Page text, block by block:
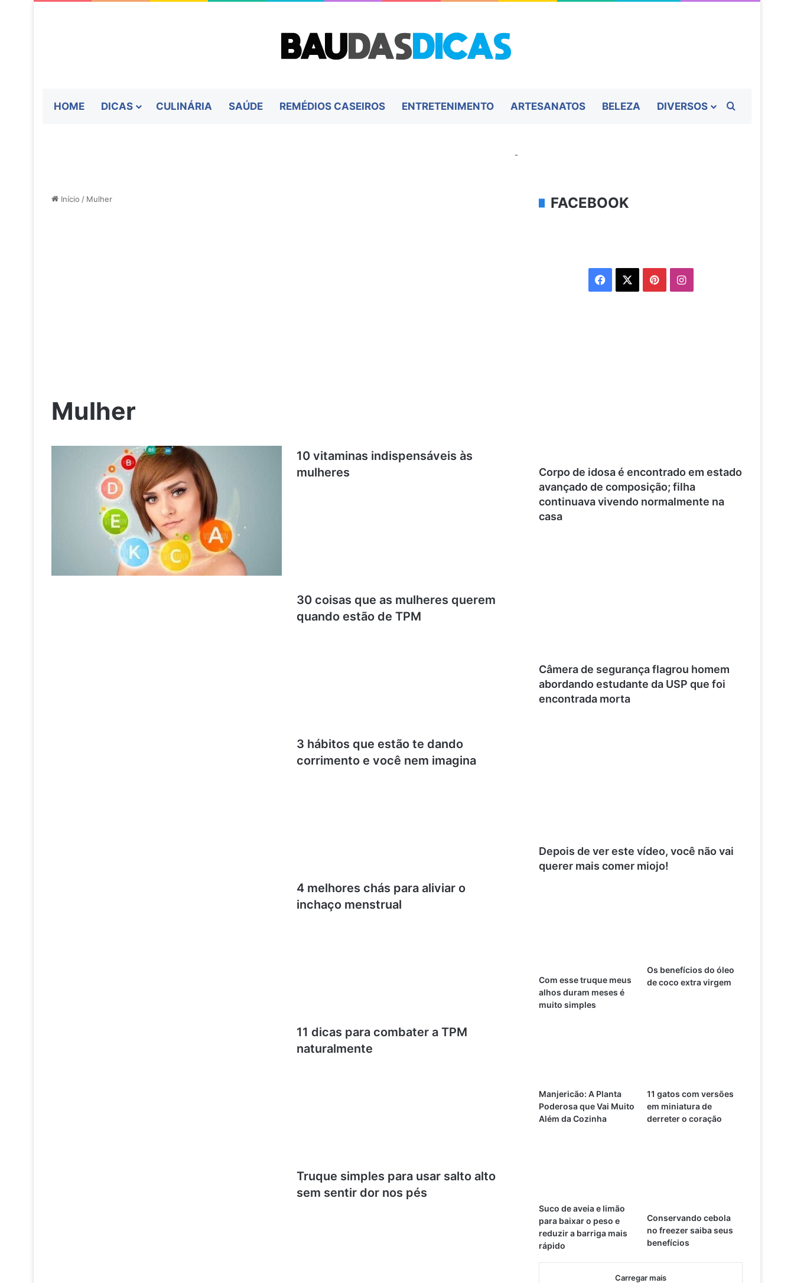
HOME DICAS CULINÁRIA SAÚDE REMÉDIOS CASEIROS ENTRETENIMENTO ARTESANATOS BELEZA DIVERSOS
-
Início / Mulher
Mulher
10 vitaminas indispensáveis às
mulheres
30 coisas que as mulheres querem
quando estão de TPM
3 hábitos que estão te dando
corrimento e você nem imagina
4 melhores chás para aliviar o
inchaço menstrual
11 dicas para combater a TPM
naturalmente
Truque simples para usar salto alto
sem sentir dor nos pés
FACEBOOK
Facebook PinterestInstagram
Corpo de idosa é encontrado em estado
avançado de composição; filha
continuava vivendo normalmente na
casa
Câmera de segurança flagrou homem
abordando estudante da USP que foi
encontrada morta
Depois de ver este vídeo, você não vai
querer mais comer miojo!
Com esse truque meus
alhos duram meses é
muito simples
Os benefícios do óleo
de coco extra virgem
Manjericão: A Planta
Poderosa que Vai Muito
Além da Cozinha
11 gatos com versões
em miniatura de
derreter o coração
Suco de aveia e limão
para baixar o peso e
reduzir a barriga mais
rápido
Conservando cebola
no freezer saiba seus
benefícios
Carregar mais